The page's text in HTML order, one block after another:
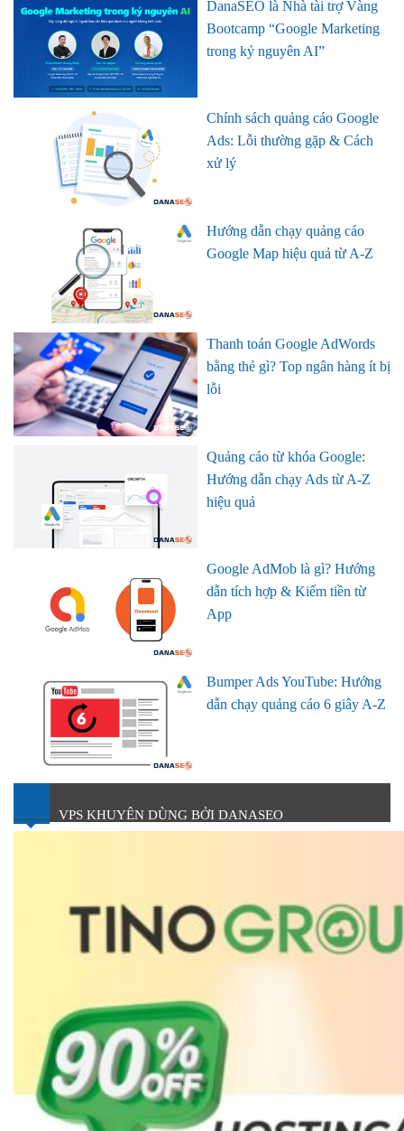
DanaSEO là Nhà tài trợ Vàng
Bootcamp “Google Marketing
trong kỷ nguyên AI”
Chính sách quảng cáo Google
Ads: Lỗi thường gặp & Cách
xử lý
Hướng dẫn chạy quảng cáo
Google Map hiệu quả từ A-Z
Thanh toán Google AdWords
bằng thẻ gì? Top ngân hàng ít bị
lỗi
Quảng cáo từ khóa Google:
Hướng dẫn chạy Ads từ A-Z
hiệu quả
Google AdMob là gì? Hướng
dẫn tích hợp & Kiếm tiền từ
App
Bumper Ads YouTube: Hướng
dẫn chạy quảng cáo 6 giây A-Z
VPS KHUYÊN DÙNG BỞI DANASEO